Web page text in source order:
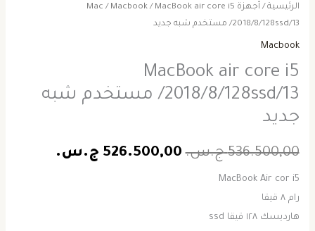
الرئيسية / أجهزة Mac / Macbook/ MacBook air core i5
2018/8/128ssd/13/ مستخدم شبه جديد
Macbook
MacBook air core i5
2018/8/128ssd/13/ مستخدم شبه
جديد
536.500,00 ج.س. 526.500,00 ج.س.
MacBook Air cor i5
رام ٨ قيقا
هارديسك ١٢٨ قيقا ssd